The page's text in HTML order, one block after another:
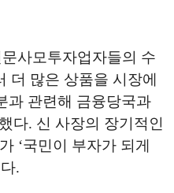
사모투자업자들의 수
더 많은 상품을 시장에
과 관련해 금융당국과
다. 신 사장의 장기적인
‘국민이 부자가 되게
.